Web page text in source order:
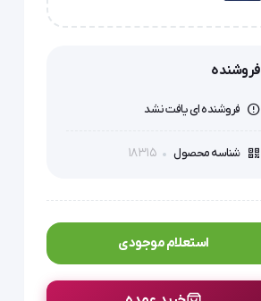
فروشنده
فروشنده ای یافت نشد
شناسه محصول 18315
استعلام موجودی